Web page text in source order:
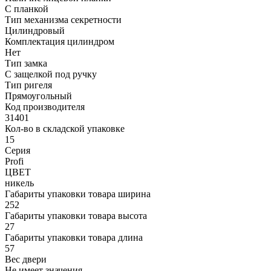
С планкой
Тип механизма секретности
Цилиндровый
Комплектация цилиндром
Нет
Тип замка
С защелкой под ручку
Тип ригеля
Прямоугольный
Код производителя
31401
Кол-во в складской упаковке
15
Серия
Profi
ЦВЕТ
никель
Габариты упаковки товара ширина
252
Габариты упаковки товара высота
27
Габариты упаковки товара длина
57
Вес двери